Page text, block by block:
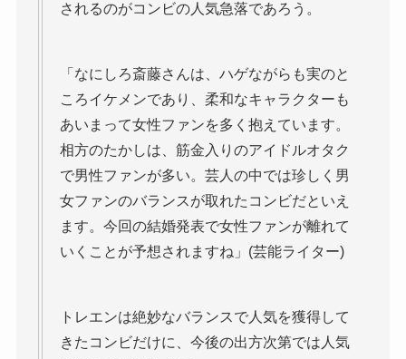
されるのがコンビの人気急落であろう。
「なにしろ斎藤さんは、ハゲながらも実のと
ころイケメンであり、柔和なキャラクターも
あいまって女性ファンを多く抱えています。
相方のたかしは、筋金入りのアイドルオタク
で男性ファンが多い。芸人の中では珍しく男
女ファンのバランスが取れたコンビだといえ
ます。今回の結婚発表で女性ファンが離れて
いくことが予想されますね」(芸能ライター)
トレエンは絶妙なバランスで人気を獲得して
きたコンビだけに、今後の出方次第では人気